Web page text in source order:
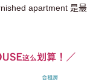
apartment 是最